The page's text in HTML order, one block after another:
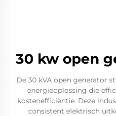
30 kw open
De 30 kVA open generator
energieoplossing die
kostenefficiëntie. Deze
consistent elektrisch